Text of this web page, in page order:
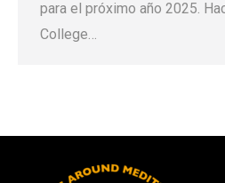
para el próximo año 2025.
College…